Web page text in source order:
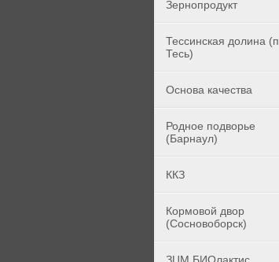
Зернопродукт
Тессинская долина (п.
Тесь)
Основа качества
Родное подворье
(Барнаул)
ККЗ
Кормовой двор
(Сосновоборск)